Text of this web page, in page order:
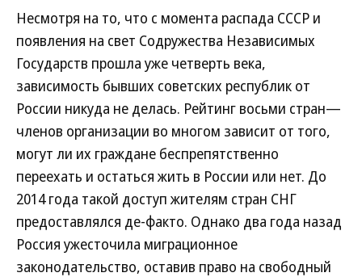
Несмотря на то, что с момента распада СССР и
появления на свет Содружества Независимых
Государств прошла уже четверть века,
зависимость бывших советских республик от
России никуда не делась. Рейтинг восьми стран—
членов организации во многом зависит от того,
могут ли их граждане беспрепятственно
переехать и остаться жить в России или нет. До
2014 года такой доступ жителям стран СНГ
предоставлялся де-факто. Однако два года назад
Россия ужесточила миграционное
законодательство, оставив право на свободный